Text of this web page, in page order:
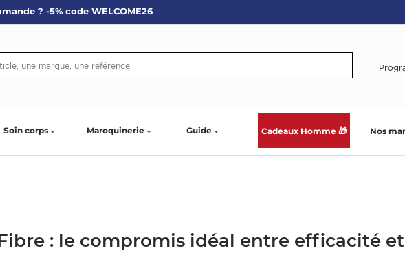
? -5% code WELCOME26
Soin corps Maroquinerie Guide Cadeaux Homme 🎁 Nos
: le compromis idéal entre efficacité